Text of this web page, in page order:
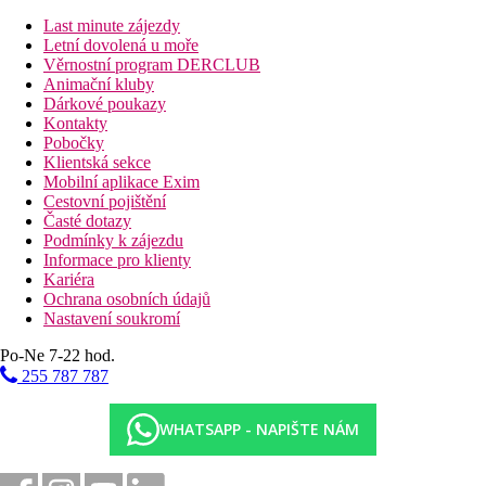
Last minute zájezdy
Letní dovolená u moře
Věrnostní program DERCLUB
Animační kluby
Dárkové poukazy
Kontakty
Pobočky
Klientská sekce
Mobilní aplikace Exim
Cestovní pojištění
Časté dotazy
Podmínky k zájezdu
Informace pro klienty
Kariéra
Ochrana osobních údajů
Nastavení soukromí
Po-Ne 7-22 hod.
255 787 787
WHATSAPP - NAPIŠTE NÁM